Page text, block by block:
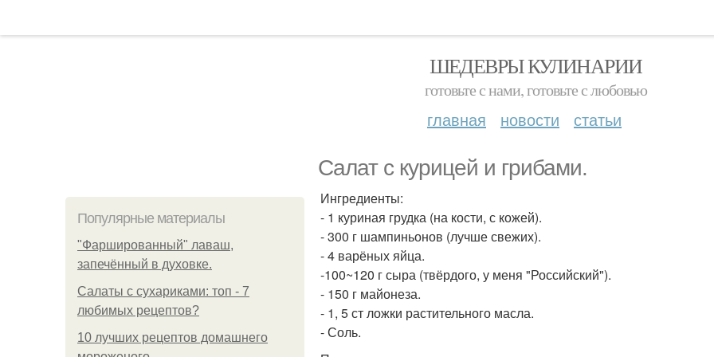
ШЕДЕВРЫ КУЛИНАРИИ
готовьте с нами, готовьте с любовью
главная новости статьи
Салат с курицей и грибами.
Популярные материалы
"Фаршированный" лаваш,
запечённый в духовке.
Салаты с сухариками: топ - 7
любимых рецептов?
10 лучших рецептов домашнего
Ингредиенты:
- 1 куриная грудка (на кости, с кожей).
- 300 г шампиньонов (лучше свежих).
- 4 варёных яйца.
-100~120 г сыра (твёрдого, у меня "Российский").
- 150 г майонеза.
- 1, 5 ст ложки растительного масла.
- Соль.